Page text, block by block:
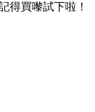
得買嚟試下啦！